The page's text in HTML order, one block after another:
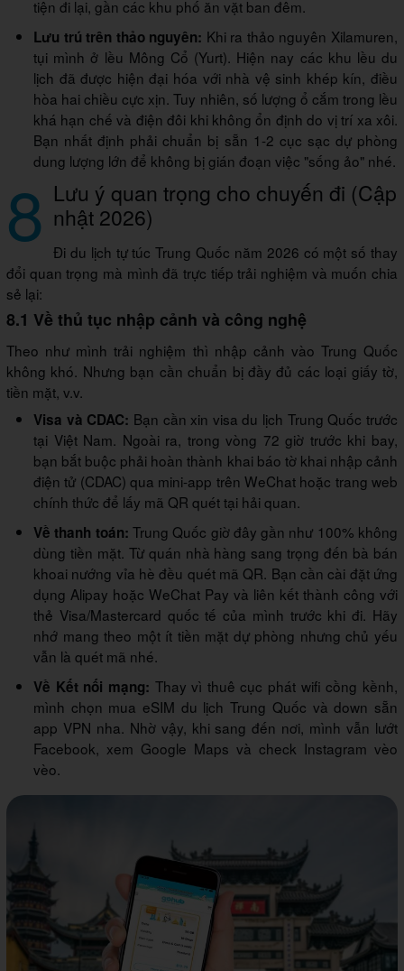
tiện đi lại, gần các khu phố ăn vặt ban đêm.
Lưu trú trên thảo nguyên: Khi ra thảo nguyên Xilamuren,
tụi mình ở lều Mông Cổ (Yurt). Hiện nay các khu lều du
lịch đã được hiện đại hóa với nhà vệ sinh khép kín, điều
hòa hai chiều cực xịn. Tuy nhiên, số lượng ổ cắm trong lều
khá hạn chế và điện đôi khi không ổn định do vị trí xa xôi.
Bạn nhất định phải chuẩn bị sẵn 1-2 cục sạc dự phòng
dung lượng lớn để không bị gián đoạn việc "sống ảo" nhé.
8 Lưu ý quan trọng cho chuyến đi (Cập
nhật 2026)
Đi du lịch tự túc Trung Quốc năm 2026 có một số thay
đổi quan trọng mà mình đã trực tiếp trải nghiệm và muốn chia
sẻ lại:
8.1 Về thủ tục nhập cảnh và công nghệ
Theo như mình trải nghiệm thì nhập cảnh vào Trung Quốc
không khó. Nhưng bạn cần chuẩn bị đầy đủ các loại giấy tờ,
tiền mặt, v.v.
Visa và CDAC: Bạn cần xin visa du lịch Trung Quốc trước
tại Việt Nam. Ngoài ra, trong vòng 72 giờ trước khi bay,
bạn bắt buộc phải hoàn thành khai báo tờ khai nhập cảnh
điện tử (CDAC) qua mini-app trên WeChat hoặc trang web
chính thức để lấy mã QR quét tại hải quan.
Về thanh toán: Trung Quốc giờ đây gần như 100% không
dùng tiền mặt. Từ quán nhà hàng sang trọng đến bà bán
khoai nướng vỉa hè đều quét mã QR. Bạn cần cài đặt ứng
dụng Alipay hoặc WeChat Pay và liên kết thành công với
thẻ Visa/Mastercard quốc tế của mình trước khi đi. Hãy
nhớ mang theo một ít tiền mặt dự phòng nhưng chủ yếu
vẫn là quét mã nhé.
Về Kết nối mạng: Thay vì thuê cục phát wifi cồng kềnh,
mình chọn mua eSIM du lịch Trung Quốc và down sẵn
app VPN nha. Nhờ vậy, khi sang đến nơi, mình vẫn lướt
Facebook, xem Google Maps và check Instagram vèo
vèo.